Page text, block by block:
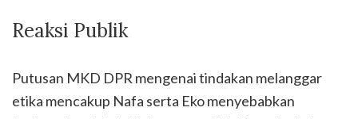
Reaksi Publik
Putusan MKD DPR mengenai tindakan melanggar
etika mencakup Nafa serta Eko menyebabkan